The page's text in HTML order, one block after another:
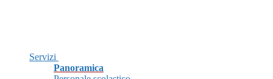
Servizi
Panoramica